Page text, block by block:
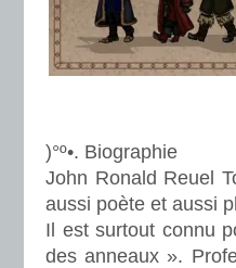
)°º•. Biographie
John Ronald Reuel
aussi poète et aussi
Il est surtout connu
des anneaux ».